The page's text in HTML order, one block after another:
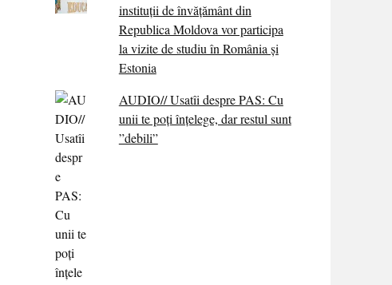
instituții de învățământ din
Republica Moldova vor participa
la vizite de studiu în România și
Estonia
AUDIO// Usatîi despre PAS: Cu
unii te poți înțelege, dar restul sunt
”debili”